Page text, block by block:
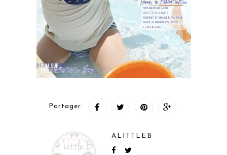
Partager:
ALITTLEB